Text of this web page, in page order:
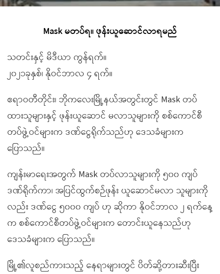
Mask မတပ်ရ။ ဖုန်းယူဆောင်လာရမည်
သတင်းနှင့် မိဒီယာ ကွန်ရက်။
၂၀၂၁ခုနှစ်၊ နိုဝင်ဘာလ ၄ ရက်။
ဧရာဝတီတိုင်း၊ ဘိုကလေးမြို့နယ်အတွင်းတွင် Mask တပ်
ထားသူများနှင့် ဖုန်းယူဆောင် မလာသူများကို စစ်ကောင်စီ
တပ်ဖွဲ့ဝင်များက ဒဏ်ငွေရိုက်သည်ဟု ဒေသခံများက
ပြောသည်။
ကျန်းမာရေးအတွက် Mask တပ်လာသူများကို ၅၀၀ ကျပ်
ဒဏ်ရိုက်ကာ၊ အပြင်ထွက်စဉ်ဖုန်း ယူဆောင်မလာ သူများကို
လည်း ဒဏ်ငွေ ၅၀၀၀ ကျပ် ဟု ဆိုကာ နိုဝင်ဘာလ ၂ ရက်နေ့
က စစ်ကောင်စီတပ်ဖွဲ့ဝင်များက တောင်းယူနေသည်ဟု
ဒေသခံများက ပြောသည်။
မြို့၏လူစည်ကားသည့် နေရာများတွင် ပိတ်ဆို့တားဆီးပြီး